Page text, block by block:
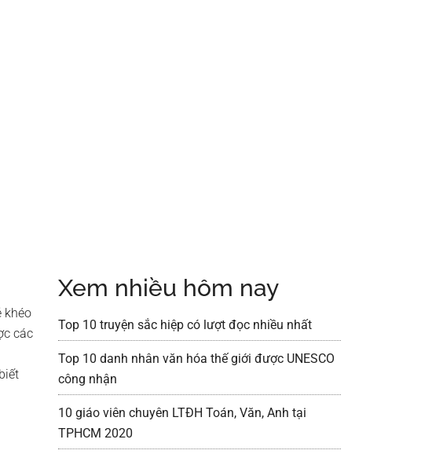
khéo
các
Xem nhiều hôm nay
Top 10 truyện sắc hiệp có lượt đọc nhiều nhất
Top 10 danh nhân văn hóa thế giới được UNESCO
công nhận
10 giáo viên chuyên LTĐH Toán, Văn, Anh tại
TPHCM 2020